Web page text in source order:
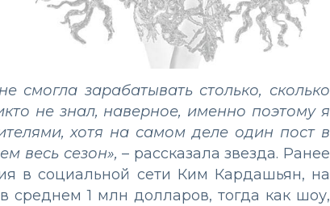
смогла зарабатывать столько, сколько
не знал, наверное, именно поэтому я
хотя на самом деле один пост в
весь сезон», – рассказала звезда. Ранее
в социальной сети Ким Кардашьян, на
среднем 1 млн долларов, тогда как шоу,